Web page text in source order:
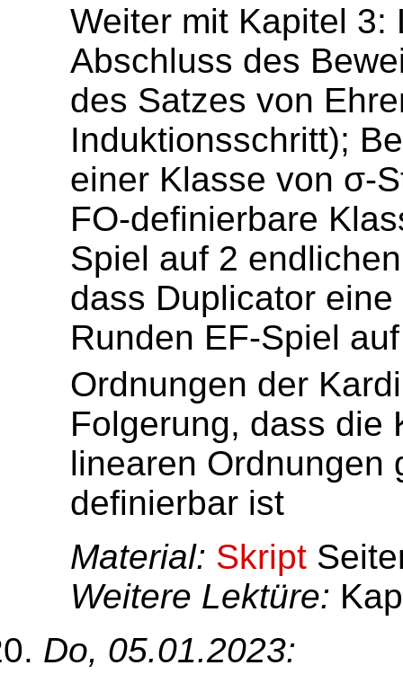
Weiter mit Kapitel 3:
Abschluss des
des Satzes von
Induktionsschritt);
einer Klasse von σ-
FO-definierbare
Spiel auf 2
dass Duplicator
Runden EF-Spiel
Ordnungen der
Folgerung, dass die
linearen Ordnungen
definierbar ist
Material: Skript
Weitere Lektüre:
Do, 05.01.2023: